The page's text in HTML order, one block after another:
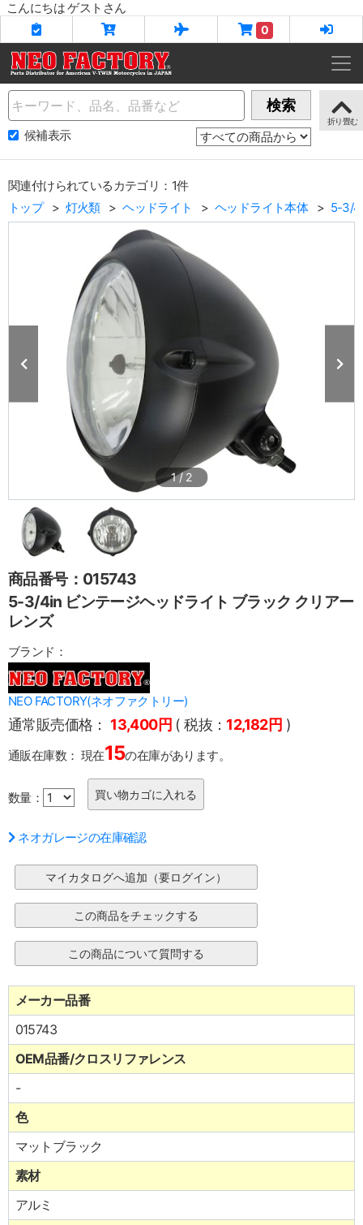
こんにちは ゲストさん
0
Name 検索
候補表示
関連付けられているカテゴリ：1件
トップ
灯火類 ヘッドライト ヘッドライト本体 5-3/
1/ 2
商品番号：015743
5-3/4in ビンテージヘッドライト ブラック クリアー
レンズ
ブランド：
NEO FACTORY(ネオファクトリー)
通常販売価格： 13,400円 ( 税抜： 12,182円 )
通販在庫数： 現在15の在庫があります。
数量：
ネオガレージの在庫確認
メーカー品番
015743
OEM品番/クロスリファレンス
-
色
マットブラック
素材
アルミ